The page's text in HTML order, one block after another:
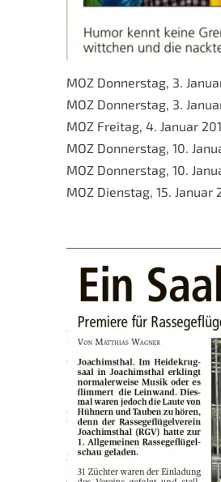
MOZ Donnerstag, 3.
MOZ Donnerstag, 3.
MOZ Freitag, 4. Januar
MOZ Donnerstag, 10.
MOZ Donnerstag, 10.
MOZ Dienstag, 15. Januar